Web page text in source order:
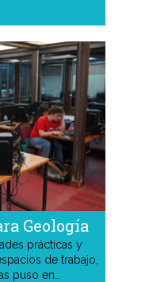
la creación de
del Polo
Geología
prácticas y
de trabajo,
puso en